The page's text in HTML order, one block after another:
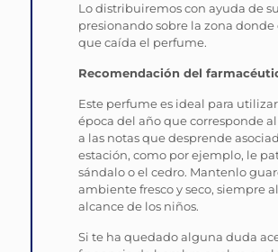
Lo distribuiremos con ayuda de
presionando sobre la zona donde
que caída el perfume.
Recomendación del
Este perfume es ideal para
época del año que corresponde
a las notas que desprende
estación, como por ejemplo, le
sándalo o el cedro. Mantenlo
ambiente fresco y seco, siempre
alcance de los niños.
Si te ha quedado alguna duda